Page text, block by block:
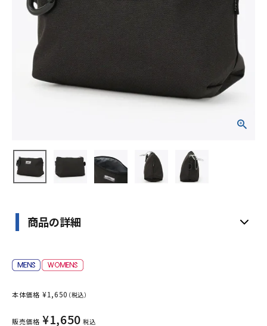
INFORMATIOM
ご利用ガイド
お問い合わせ
商品の詳細
本体価格 ¥1,650 （税込）
販売価格 ¥1,650 税込